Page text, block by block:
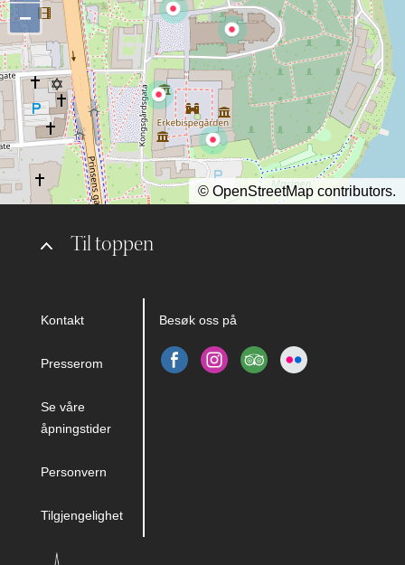
Til toppen
Kontakt
Presserom
Se våre
åpningstider
Personvern
Tilgjengelighet
Besøk oss på
−
© OpenStreetMap contributors.